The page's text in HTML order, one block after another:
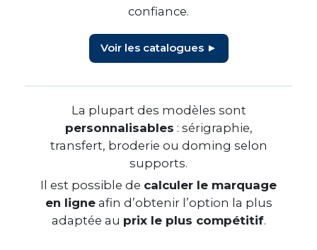
confiance.
Voir les catalogues ►
La plupart des modèles sont
personnalisables : sérigraphie,
transfert, broderie ou doming selon
supports.
Il est possible de calculer le marquage
en ligneafin d’obtenir l’option la plus
adaptée au prix le plus compétitif.